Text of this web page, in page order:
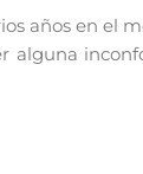
años en el
alguna